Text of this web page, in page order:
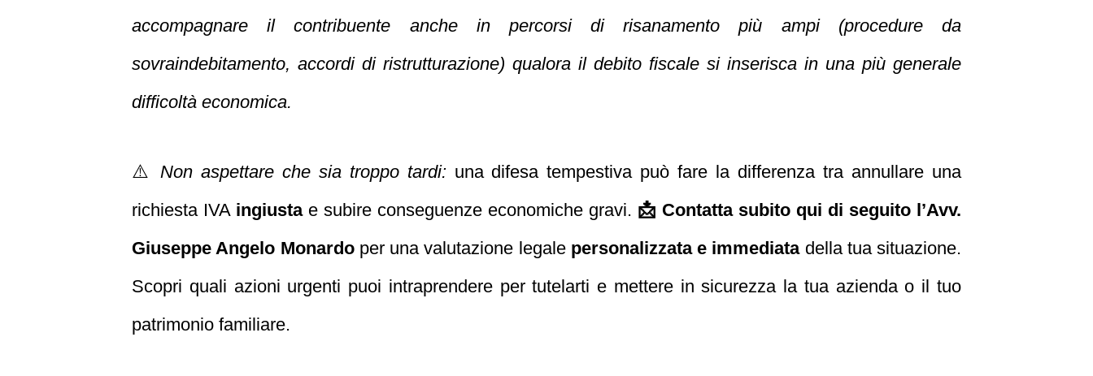
accompagnare il contribuente anche in percorsi di risanamento più ampi (procedure da
sovraindebitamento, accordi di ristrutturazione) qualora il debito fiscale si inserisca in una più generale
difficoltà economica.
⚠️ Non aspettare che sia troppo tardi:una difesa tempestiva può fare la differenza tra annullare una
richiesta IVA ingiustae subire conseguenze economiche gravi. 📩 Contatta subito qui di seguito l’Avv.
Giuseppe Angelo Monardoper una valutazione legale personalizzata e immediatadella tua situazione.
Scopri quali azioni urgenti puoi intraprendere per tutelarti e mettere in sicurezza la tua azienda o il tuo
patrimonio familiare.